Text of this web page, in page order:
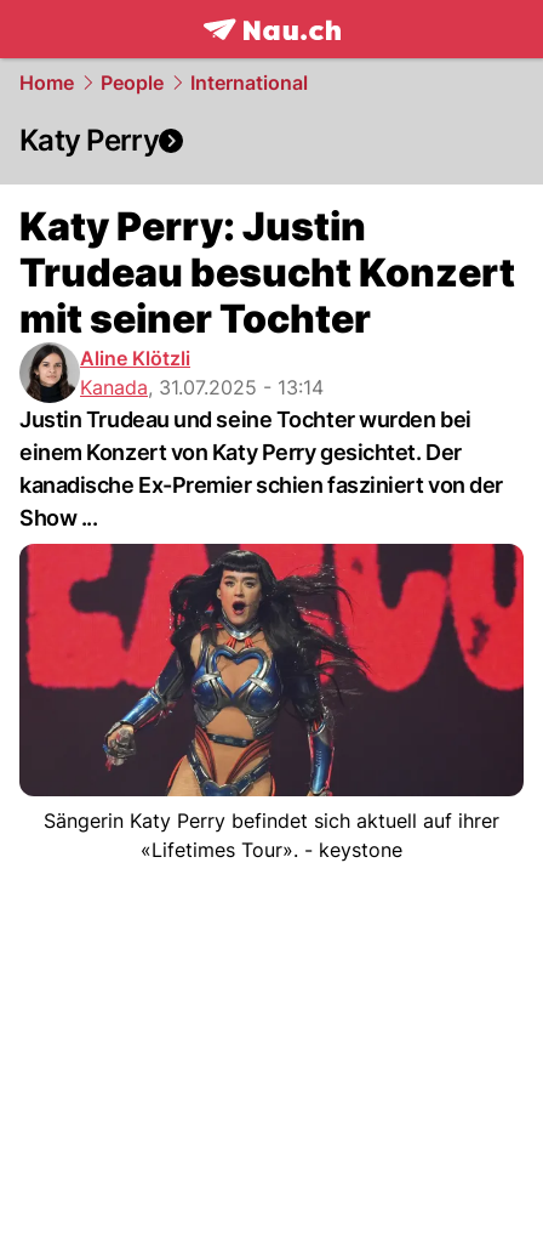
frontpage.NAU.ch
Home People International
Katy Perry
Katy Perry: Justin
Trudeau besucht Konzert
mit seiner Tochter
Aline Klötzli
Kanada, 31.07.2025 - 13:14
Justin Trudeau und seine Tochter wurden bei
einem Konzert von Katy Perry gesichtet. Der
kanadische Ex-Premier schien fasziniert von der
Show ...
Sängerin Katy Perry befindet sich aktuell auf ihrer
«Lifetimes Tour». - keystone